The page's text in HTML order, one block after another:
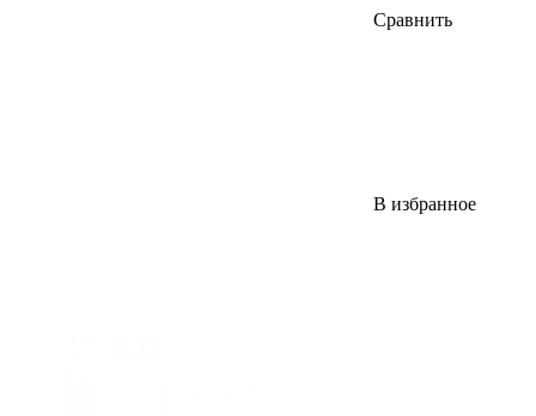
Сравнить
В избранное